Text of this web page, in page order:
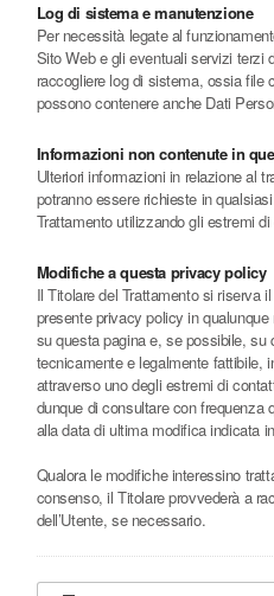
Log di sistema e manutenzione
Per necessità legate al
Sito Web e gli eventuali servizi terzi
raccogliere log di sistema, ossia file
possono contenere anche Dati
Informazioni non contenute in
Ulteriori informazioni in relazione al
potranno essere richieste in
Trattamento utilizzando gli estremi
Modifiche a questa privacy policy
Il Titolare del Trattamento si riserva
presente privacy policy in
su questa pagina e, se possibile,
tecnicamente e legalmente fattibile,
attraverso uno degli estremi di
dunque di consultare con frequenza
alla data di ultima modifica indicata
Qualora le modifiche interessino
consenso, il Titolare provvederà a
dell’Utente, se necessario.